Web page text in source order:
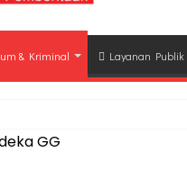
& Kriminal Layanan Publik
Sentosa II